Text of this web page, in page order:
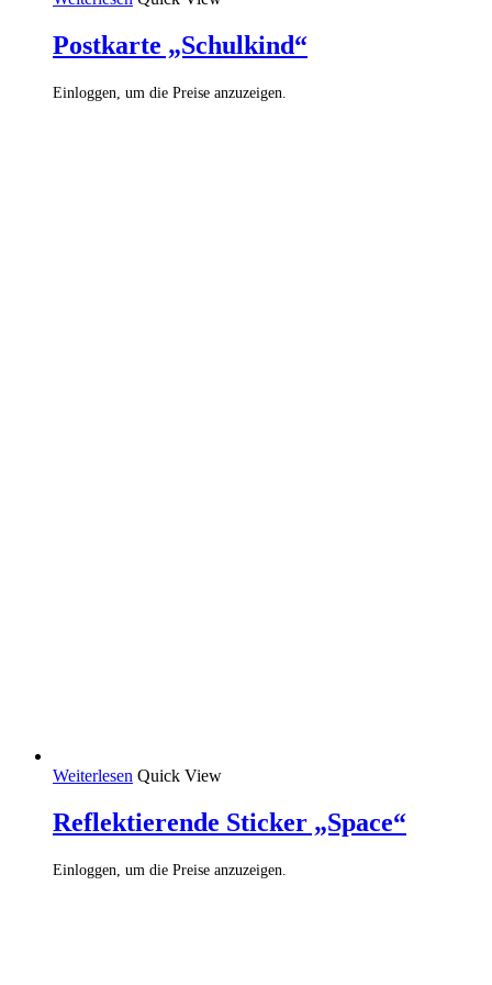
Postkarte „Schulkind“
Einloggen, um die Preise anzuzeigen.
Weiterlesen Quick View
Reflektierende Sticker „Space“
Einloggen, um die Preise anzuzeigen.